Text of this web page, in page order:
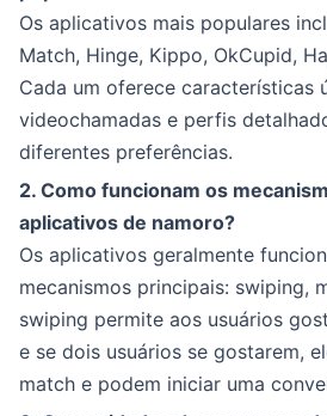
Os aplicativos mais populares
Match, Hinge, Kippo, OkCupid,
Cada um oferece características
videochamadas e perfis
diferentes preferências.
2. Como funcionam os
aplicativos de namoro?
Os aplicativos geralmente
mecanismos principais: swiping,
swiping permite aos usuários
e se dois usuários se gostarem,
match e podem iniciar uma